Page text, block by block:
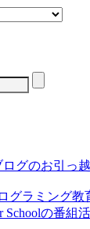
ログのお引っ
グラミング
の番組